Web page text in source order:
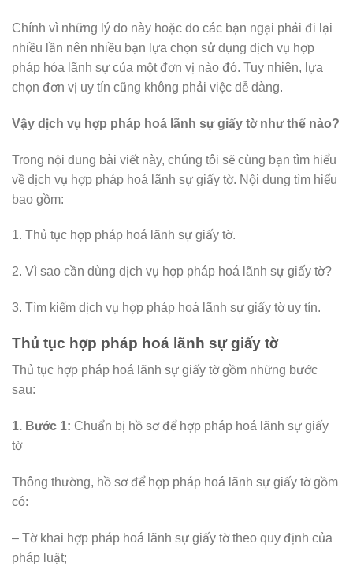
Chính vì những lý do này hoặc do các bạn ngại phải đi lại
nhiều lần nên nhiều bạn lựa chọn sử dụng dịch vụ hợp
pháp hóa lãnh sự của một đơn vị nào đó. Tuy nhiên, lựa
chọn đơn vị uy tín cũng không phải việc dễ dàng.
Vậy dịch vụ hợp pháp hoá lãnh sự giấy tờ như thế nào?
Trong nội dung bài viết này, chúng tôi sẽ cùng bạn tìm hiểu
về dịch vụ hợp pháp hoá lãnh sự giấy tờ. Nội dung tìm hiểu
bao gồm:
1. Thủ tục hợp pháp hoá lãnh sự giấy tờ.
2. Vì sao cần dùng dịch vụ hợp pháp hoá lãnh sự giấy tờ?
3. Tìm kiếm dịch vụ hợp pháp hoá lãnh sự giấy tờ uy tín.
Thủ tục hợp pháp hoá lãnh sự giấy tờ
Thủ tục hợp pháp hoá lãnh sự giấy tờ gồm những bước
sau:
1. Bước 1: Chuẩn bị hồ sơ để hợp pháp hoá lãnh sự giấy
tờ
Thông thường, hồ sơ để hợp pháp hoá lãnh sự giấy tờ gồm
có:
– Tờ khai hợp pháp hoá lãnh sự giấy tờ theo quy định của
pháp luật;